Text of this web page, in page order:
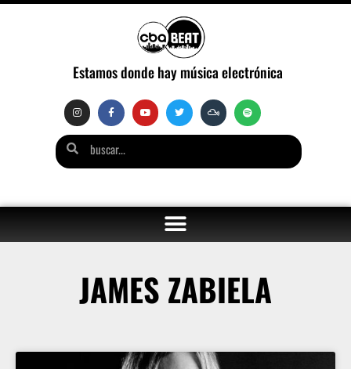
Estamos donde hay música electrónica
JAMES ZABIELA